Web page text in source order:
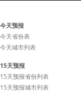
辐射较弱，
15、
今天预报
今天省份表
今天城市列表
15天预报
15天预报省份列表
15天预报城市列表